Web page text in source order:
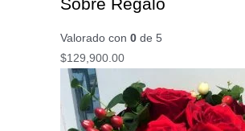
Sobre Regalo
Valorado con 0de 5
$129,900.00